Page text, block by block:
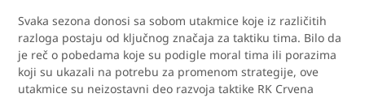
Svaka sezona donosi sa sobom utakmice koje iz različitih
razloga postaju od ključnog značaja za taktiku tima. Bilo da
je reč o pobedama koje su podigle moral tima ili porazima
koji su ukazali na potrebu za promenom strategije, ove
utakmice su neizostavni deo razvoja taktike RK Crvena